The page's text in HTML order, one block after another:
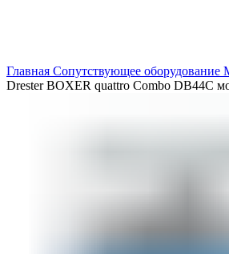
Главная Сопутствующее оборудование
Drester BOXER quattro Combo DB44C